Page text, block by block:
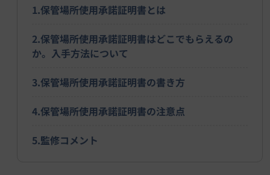
1.保管場所使用承諾証明書とは
2.保管場所使用承諾証明書はどこでもらえるの
か。入手方法について
3.保管場所使用承諾証明書の書き方
4.保管場所使用承諾証明書の注意点
5.監修コメント